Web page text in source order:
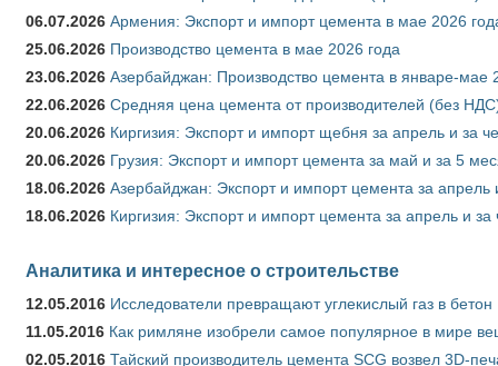
06.07.2026 Армения: Экспорт и импорт цемента в мае 2026
25.06.2026 Производство цемента в мае 2026 года
23.06.2026 Азербайджан: Производство цемента в январе-мае
22.06.2026 Средняя цена цемента от производителей (без
20.06.2026 Киргизия: Экспорт и импорт щебня за апрель и за
20.06.2026 Грузия: Экспорт и импорт цемента за май и за 5
18.06.2026 Азербайджан: Экспорт и импорт цемента за
18.06.2026 Киргизия: Экспорт и импорт цемента за апрель и
Аналитика и интересное о строительстве
12.05.2016 Исследователи превращают углекислый газ в бетон
11.05.2016 Как римляне изобрели самое популярное в мире
02.05.2016 Тайский производитель цемента SCG возвел 3D-